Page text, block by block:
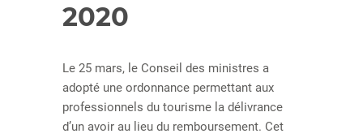
2020
Le 25 mars, le Conseil des ministres a
adopté une ordonnance permettant aux
professionnels du tourisme la délivrance
d’un avoir au lieu du remboursement. Cet